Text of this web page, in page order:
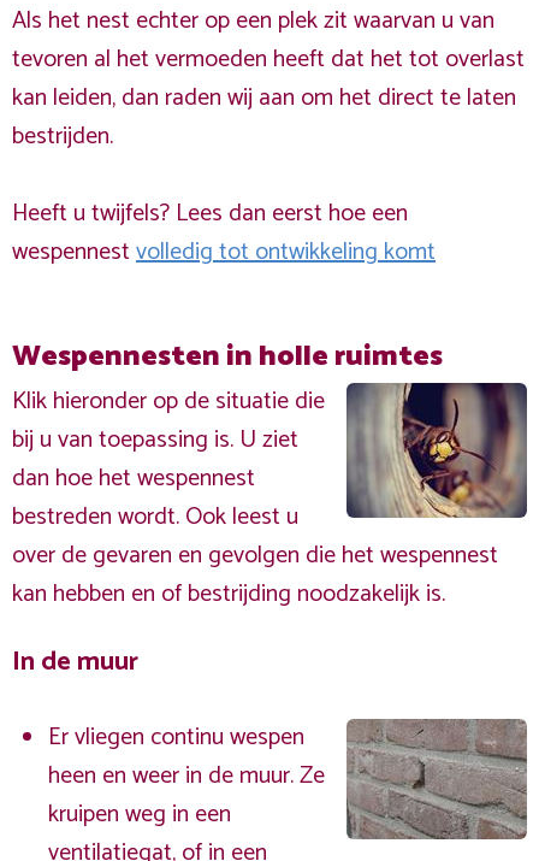
Als het nest echter op een plek zit waarvan u van
tevoren al het vermoeden heeft dat het tot overlast
kan leiden, dan raden wij aan om het direct te laten
bestrijden.
Heeft u twijfels? Lees dan eerst hoe een
wespennestvolledig tot ontwikkeling komt
Wespennesten in holle ruimtes
Klik hieronder op de situatie die
bij u van toepassing is. U ziet
dan hoe het wespennest
bestreden wordt. Ook leest u
over de gevaren en gevolgen die het wespennest
kan hebben en of bestrijding noodzakelijk is.
In de muur
Er vliegen continu wespen
heen en weer in de muur. Ze
kruipen weg in een